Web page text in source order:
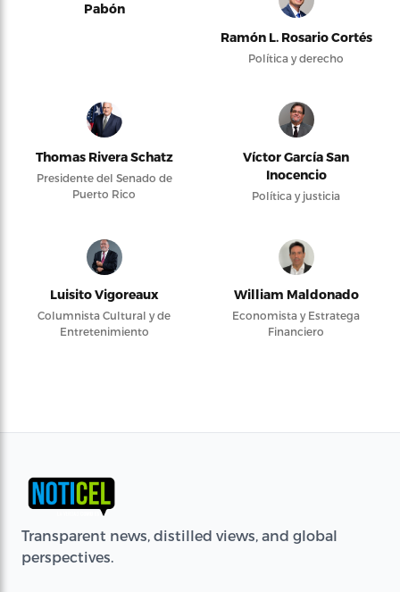
Pabón
Ramón L. Rosario Cortés
Política y derecho
Thomas Rivera Schatz
Presidente del Senado de
Puerto Rico
Víctor García San
Inocencio
Política y justicia
Luisito Vigoreaux
Columnista Cultural y de
Entretenimiento
William Maldonado
Economista y Estratega
Financiero
Transparent news, distilled views, and global
perspectives.